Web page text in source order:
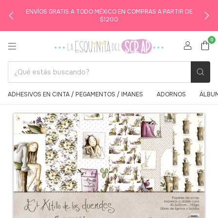
ENVÍOS GRATIS A TODO MÉXICO EN COMPRAS A PARTIR DE
$1200
0
ADHESIVOS EN CINTA / PEGAMENTOS / IMANES ADORNOS